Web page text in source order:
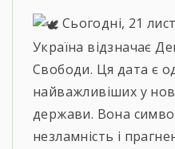
Сьогодні, 21
Україна відзначає
Свободи. Ця дата є
найважливіших у
держави. Вона
незламність і